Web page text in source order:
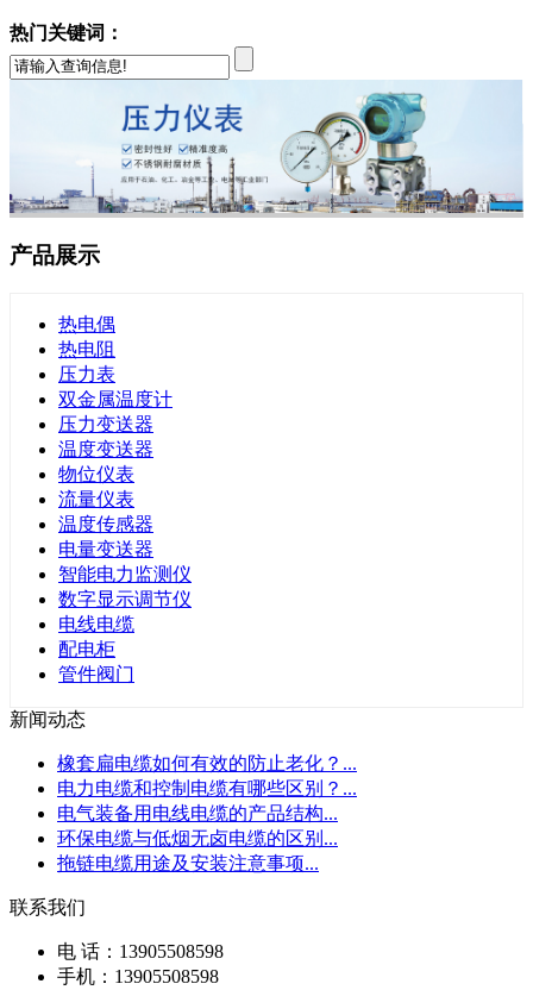
热门关键词：
产品展示
热电偶
热电阻
压力表
双金属温度计
压力变送器
温度变送器
物位仪表
流量仪表
温度传感器
电量变送器
智能电力监测仪
数字显示调节仪
电线电缆
配电柜
管件阀门
新闻动态
橡套扁电缆如何有效的防止老化？ ...
电力电缆和控制电缆有哪些区别？ ...
电气装备用电线电缆的产品结构...
环保电缆与低烟无卤电缆的区别 ...
拖链电缆用途及安装注意事项...
联系我们
电 话：13905508598
手机：13905508598